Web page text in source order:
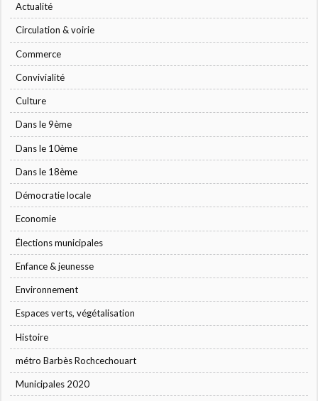
Actualité
Circulation & voirie
Commerce
Convivialité
Culture
Dans le 9ème
Dans le 10ème
Dans le 18ème
Démocratie locale
Economie
Élections municipales
Enfance & jeunesse
Environnement
Espaces verts, végétalisation
Histoire
métro Barbès Rochcechouart
Municipales 2020